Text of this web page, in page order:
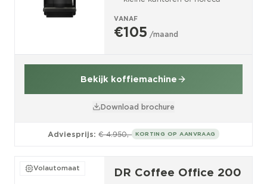
VANAF
€105 /maand
Bekijk koffiemachine
Download brochure
Adviesprijs: € 4.950,- KORTING OP AANVRAAG
Volautomaat DR Coffee Office 200